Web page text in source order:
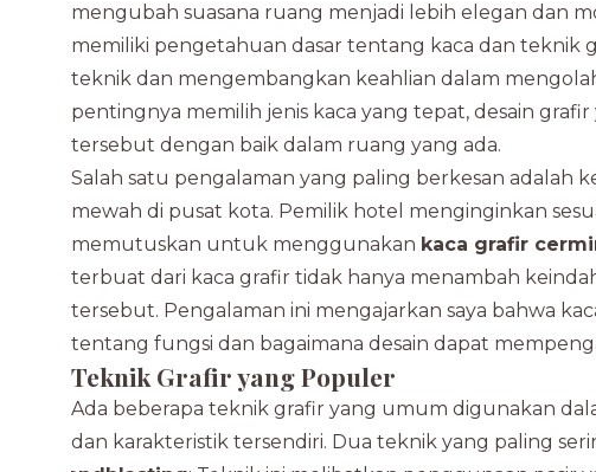
mengubah suasana ruang menjadi lebih elegan dan
memiliki pengetahuan dasar tentang kaca dan teknik
teknik dan mengembangkan keahlian dalam
pentingnya memilih jenis kaca yang tepat, desain
tersebut dengan baik dalam ruang yang ada.
Salah satu pengalaman yang paling berkesan adalah
mewah di pusat kota. Pemilik hotel menginginkan
memutuskan untuk menggunakan kaca grafir
terbuat dari kaca grafir tidak hanya menambah
tersebut. Pengalaman ini mengajarkan saya bahwa
tentang fungsi dan bagaimana desain dapat
Teknik Grafir yang Populer
Ada beberapa teknik grafir yang umum digunakan
dan karakteristik tersendiri. Dua teknik yang paling